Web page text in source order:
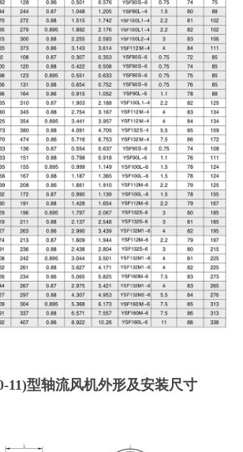
11)型轴流风机外形及安装尺寸